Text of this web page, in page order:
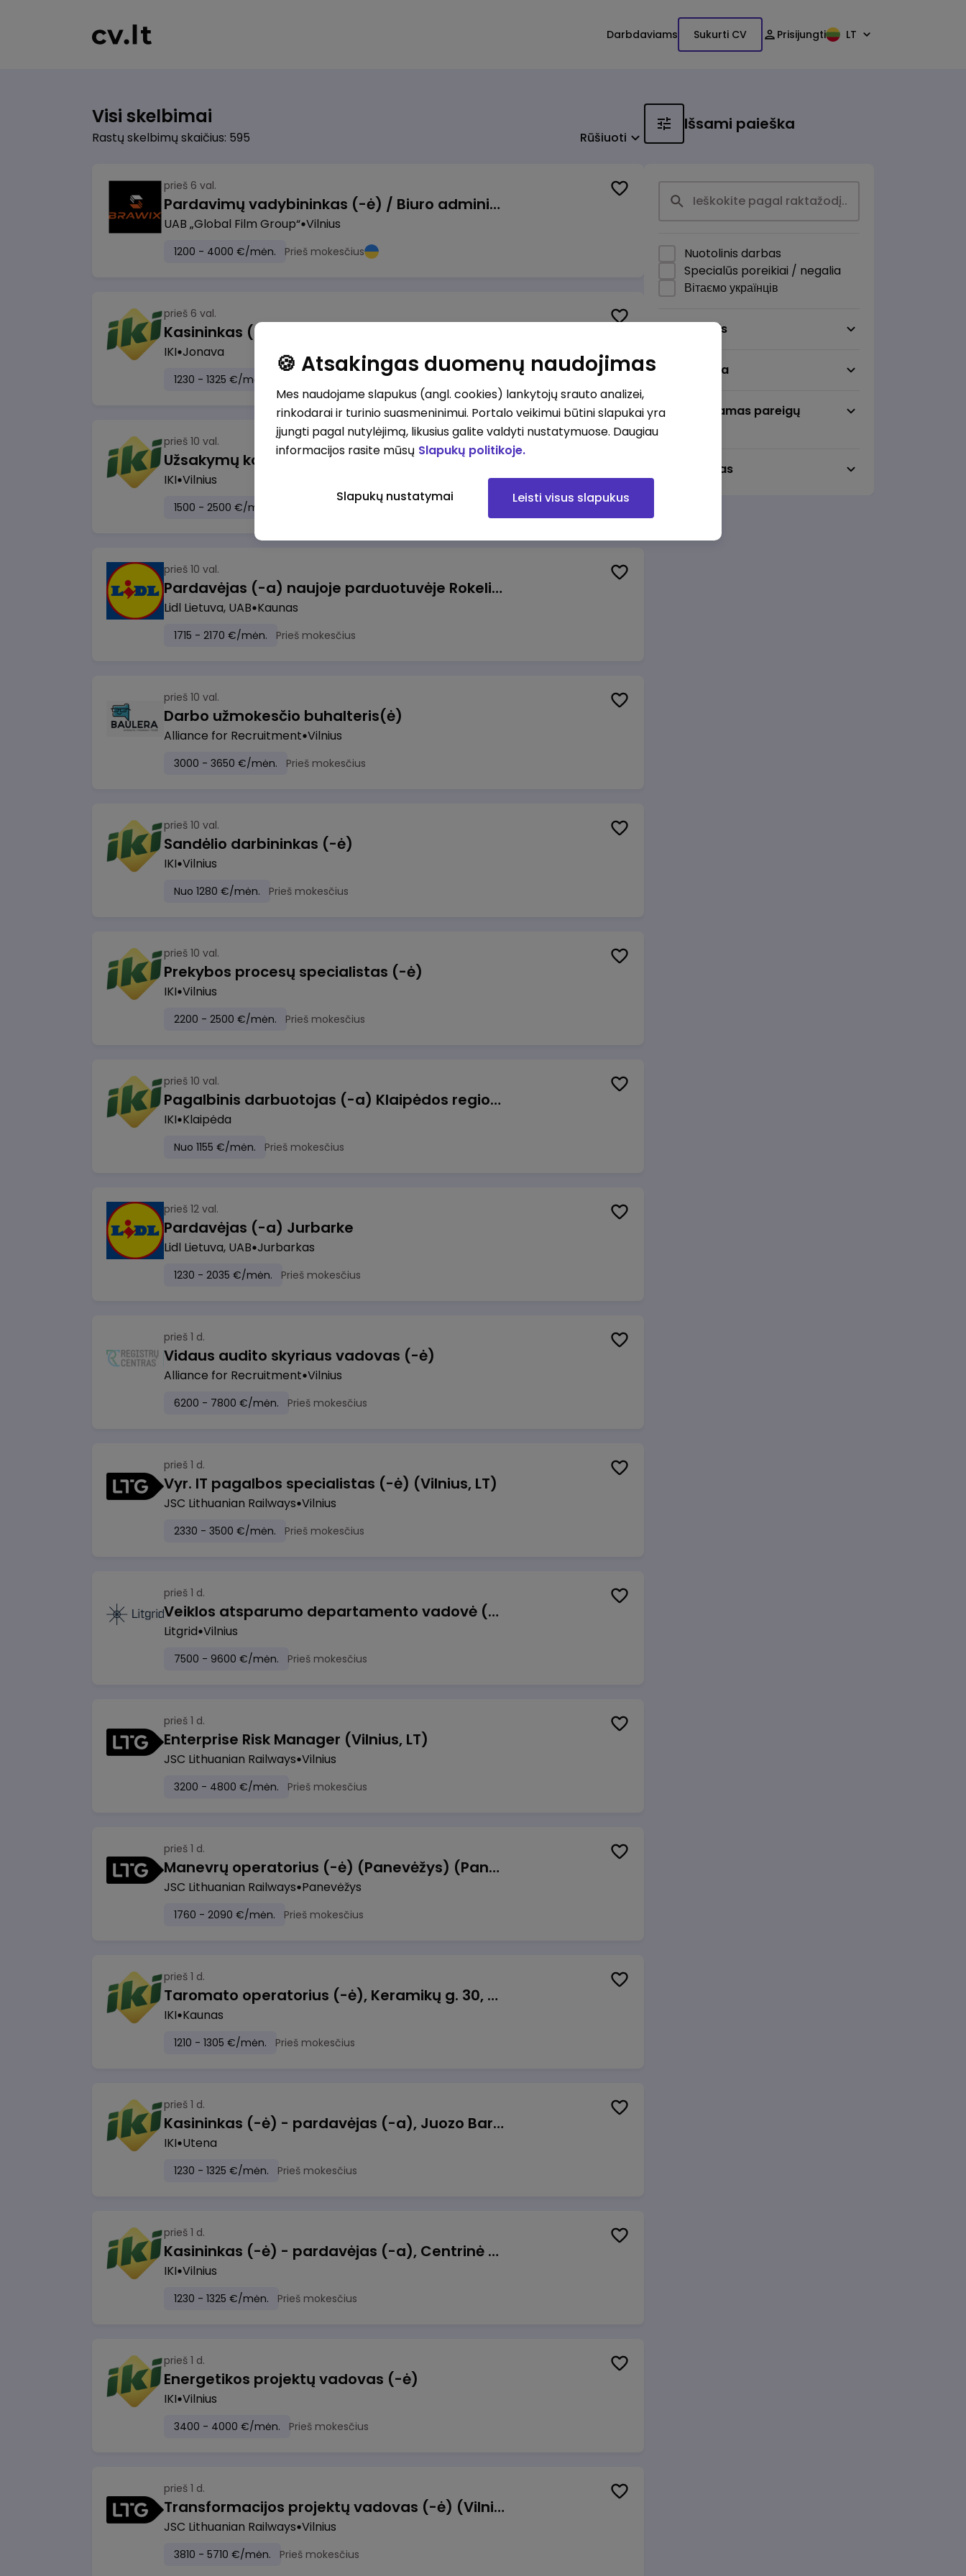
Darbdaviams Sukurti CV Prisijungti LT
Visi skelbimai
Rastų skelbimų skaičius: 595 Rūšiuoti
prieš 6 val.
Pardavimų vadybininkas (-ė) / Biuro administratorius (-ė) (B2B)
UAB „Global Film Group“ Vilnius
1200 - 4000 €/mėn. Prieš mokesčius
prieš 6 val.
IKI Jonava
1230 - 1325 €/mėn.
prieš 10 val.
Užsakymų komplektuotojas (-a) Vilniuje (Gariūnai)
IKI Vilnius
1500 - 2500 €/mėn. Prieš mokesčius
prieš 10 val.
Pardavėjas (-a) naujoje parduotuvėje Rokeliuose (NEMOKAMAS TRANSPORTAS)
Lidl Lietuva, UAB Kaunas
1715 - 2170 €/mėn. Prieš mokesčius
prieš 10 val.
Darbo užmokesčio buhalteris(ė)
Alliance for Recruitment Vilnius
3000 - 3650 €/mėn. Prieš mokesčius
prieš 10 val.
Sandėlio darbininkas (-ė)
IKI Vilnius
Nuo 1280 €/mėn. Prieš mokesčius
prieš 10 val.
Prekybos procesų specialistas (-ė)
IKI Vilnius
2200 - 2500 €/mėn. Prieš mokesčius
prieš 10 val.
Pagalbinis darbuotojas (-a) Klaipėdos regioninėje kepykloje (indų plovime)
IKI Klaipėda
Nuo 1155 €/mėn. Prieš mokesčius
prieš 12 val.
Pardavėjas (-a) Jurbarke
Lidl Lietuva, UAB Jurbarkas
1230 - 2035 €/mėn. Prieš mokesčius
prieš 1 d.
Vidaus audito skyriaus vadovas (-ė)
Alliance for Recruitment Vilnius
6200 - 7800 €/mėn. Prieš mokesčius
prieš 1 d.
Vyr. IT pagalbos specialistas (-ė) (Vilnius, LT)
JSC Lithuanian Railways Vilnius
2330 - 3500 €/mėn. Prieš mokesčius
prieš 1 d.
Veiklos atsparumo departamento vadovė (-as)
Litgrid Vilnius
7500 - 9600 €/mėn. Prieš mokesčius
prieš 1 d.
Enterprise Risk Manager (Vilnius, LT)
JSC Lithuanian Railways Vilnius
3200 - 4800 €/mėn. Prieš mokesčius
prieš 1 d.
Manevrų operatorius (-ė) (Panevėžys) (Panevėžys, LT)
JSC Lithuanian Railways Panevėžys
1760 - 2090 €/mėn. Prieš mokesčius
prieš 1 d.
Taromato operatorius (-ė), Keramikų g. 30, Neveronys
IKI Kaunas
1210 - 1305 €/mėn. Prieš mokesčius
prieš 1 d.
Kasininkas (-ė) - pardavėjas (-a), Juozo Bartašiaus g. 1, Utena
IKI Utena
1230 - 1325 €/mėn. Prieš mokesčius
prieš 1 d.
Kasininkas (-ė) - pardavėjas (-a), Centrinė g. 62, Galgiai
IKI Vilnius
1230 - 1325 €/mėn. Prieš mokesčius
prieš 1 d.
Energetikos projektų vadovas (-ė)
IKI Vilnius
3400 - 4000 €/mėn. Prieš mokesčius
prieš 1 d.
Transformacijos projektų vadovas (-ė) (Vilnius, LT)
JSC Lithuanian Railways Vilnius
3810 - 5710 €/mėn. Prieš mokesčius
Išsami paieška
Nuotolinis darbas
Specialūs poreikiai / negalia
Вітаємо українців
Darbo sritis
Darbo vieta
Pageidaujamas pareigų
Darbo laikas
🍪 Atsakingas duomenų naudojimas
Mes naudojame slapukus (angl. cookies) lankytojų srauto analizei,
rinkodarai ir turinio suasmeninimui. Portalo veikimui būtini slapukai yra
įjungti pagal nutylėjimą, likusius galite valdyti nustatymuose. Daugiau
informacijos rasite mūsų Slapukų politikoje.
Slapukų nustatymai Leisti visus slapukus